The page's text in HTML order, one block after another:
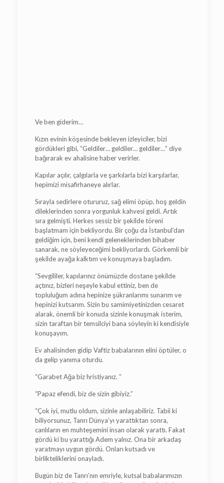
Ve ben giderim…
Kızın evinin köşesinde bekleyen izleyiciler, bizi
gördükleri gibi, “Geldiler… geldiler… geldiler…” diye
bağırarak ev ahalisine haber verirler.
Kapılar açılır, çalgılarla ve şarkılarla bizi karşılarlar,
hepimizi misafirhaneye alırlar.
Sırayla sedirlere otururuz, sağ elimi öpüp, hoş geldin
dileklerinden sonra yorgunluk kahvesi geldi. Artık
sıra gelmişti. Herkes sessiz bir şekilde töreni
başlatmam için bekliyordu. Bir çoğu da İstanbul’dan
geldiğim için, beni kendi geleneklerinden bihaber
sanarak, ne söyleyeceğimi bekliyorlardı. Görkemli bir
şekilde ayağa kalktım ve konuşmaya başladım.
“Sevgililer, kapılarınız önümüzde dostane şekilde
açtınız, bizleri neşeyle kabul ettiniz, ben de
topluluğum adına hepinize şükranlarımı sunarım ve
hepinizi kutsarım. Sizin bu samimiyetinizden cesaret
alarak, önemli bir konuda sizinle konuşmak isterim,
sizin taraftan bir temsilciyi bana söyleyin ki kendisiyle
konuşayım.
Ev ahalisinden gidip Vaftiz babalarının elini öptüler, o
da gelip yanıma oturdu.
“Garabet Ağa biz hristiyanız. ”
“Papaz efendi, biz de sizin gibiyiz.”
“Çok iyi, mutlu oldum, sizinle anlaşabiliriz. Tabii ki
biliyorsunuz, Tanrı Dünya’yı yarattıktan sonra,
canlıların en muhteşemini insan olarak yarattı. Fakat
gördü ki bu yarattığı Adem yalnız. Ona bir arkadaş
yaratmayı uygun gördü. Onları kutsadı ve
birlikteliklerini onayladı.
Bugün biz de Tanrı’nın emriyle, kutsal babalarımızın